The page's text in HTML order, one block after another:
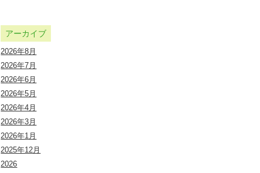
アーカイブ
2026年8月
2026年7月
2026年6月
2026年5月
2026年4月
2026年3月
2026年1月
2025年12月
2026